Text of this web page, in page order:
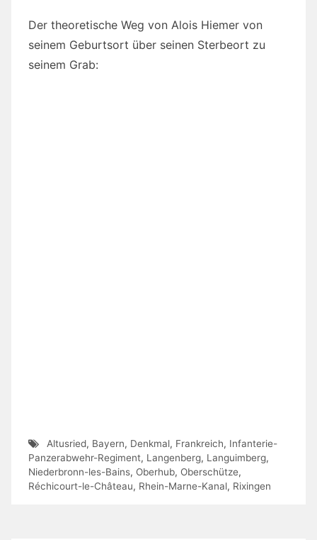
Der theoretische Weg von Alois Hiemer von
seinem Geburtsort über seinen Sterbeort zu
seinem Grab:
Altusried, Bayern, Denkmal, Frankreich, Infanterie-
Panzerabwehr-Regiment, Langenberg, Languimberg,
Niederbronn-les-Bains, Oberhub, Oberschütze,
Réchicourt-le-Château, Rhein-Marne-Kanal, Rixingen